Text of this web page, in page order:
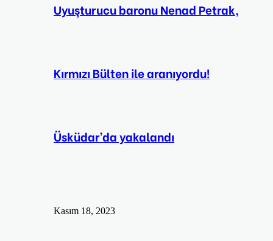
Uyuşturucu baronu Nenad Petrak,
Kırmızı Bülten ile aranıyordu!
Üsküdar’da yakalandı
Kasım 18, 2023